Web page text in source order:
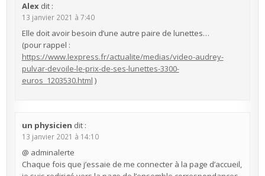
Alex dit :
13 janvier 2021 à 7:40
Elle doit avoir besoin d’une autre paire de lunettes…
(pour rappel :
https://www.lexpress.fr/actualite/medias/video-audrey-
pulvar-devoile-le-prix-de-ses-lunettes-3300-
euros_1203530.html )
un physicien dit :
13 janvier 2021 à 14:10
@ adminalerte
Chaque fois que j’essaie de me connecter à la page d’accueil,